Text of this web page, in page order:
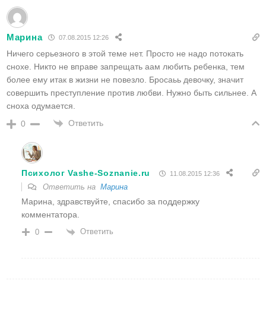
Марина 07.08.2015 12:26
Ничего серьезного в этой теме нет. Просто не надо потокать
снохе. Никто не вправе запрещать аам любить ребенка, тем
более ему итак в жизни не повезло. Бросаьь девочку, значит
совершить преступление против любви. Нужно быть сильнее. А
сноха одумается.
0
Ответить
Психолог Vashe-Soznanie.ru 11.08.2015 12:36
Ответить на Марина
Марина, здравствуйте, спасибо за поддержку
комментатора.
0 Ответить